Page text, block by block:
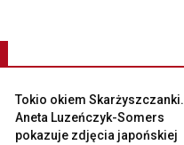
Tokio okiem Skarżyszczanki.
Aneta Luzeńczyk-Somers
pokazuje zdjęcia japońskiej